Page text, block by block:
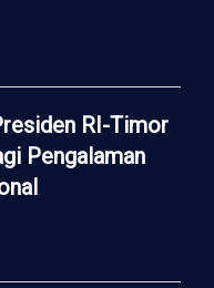
RI-Timor
Pengalaman